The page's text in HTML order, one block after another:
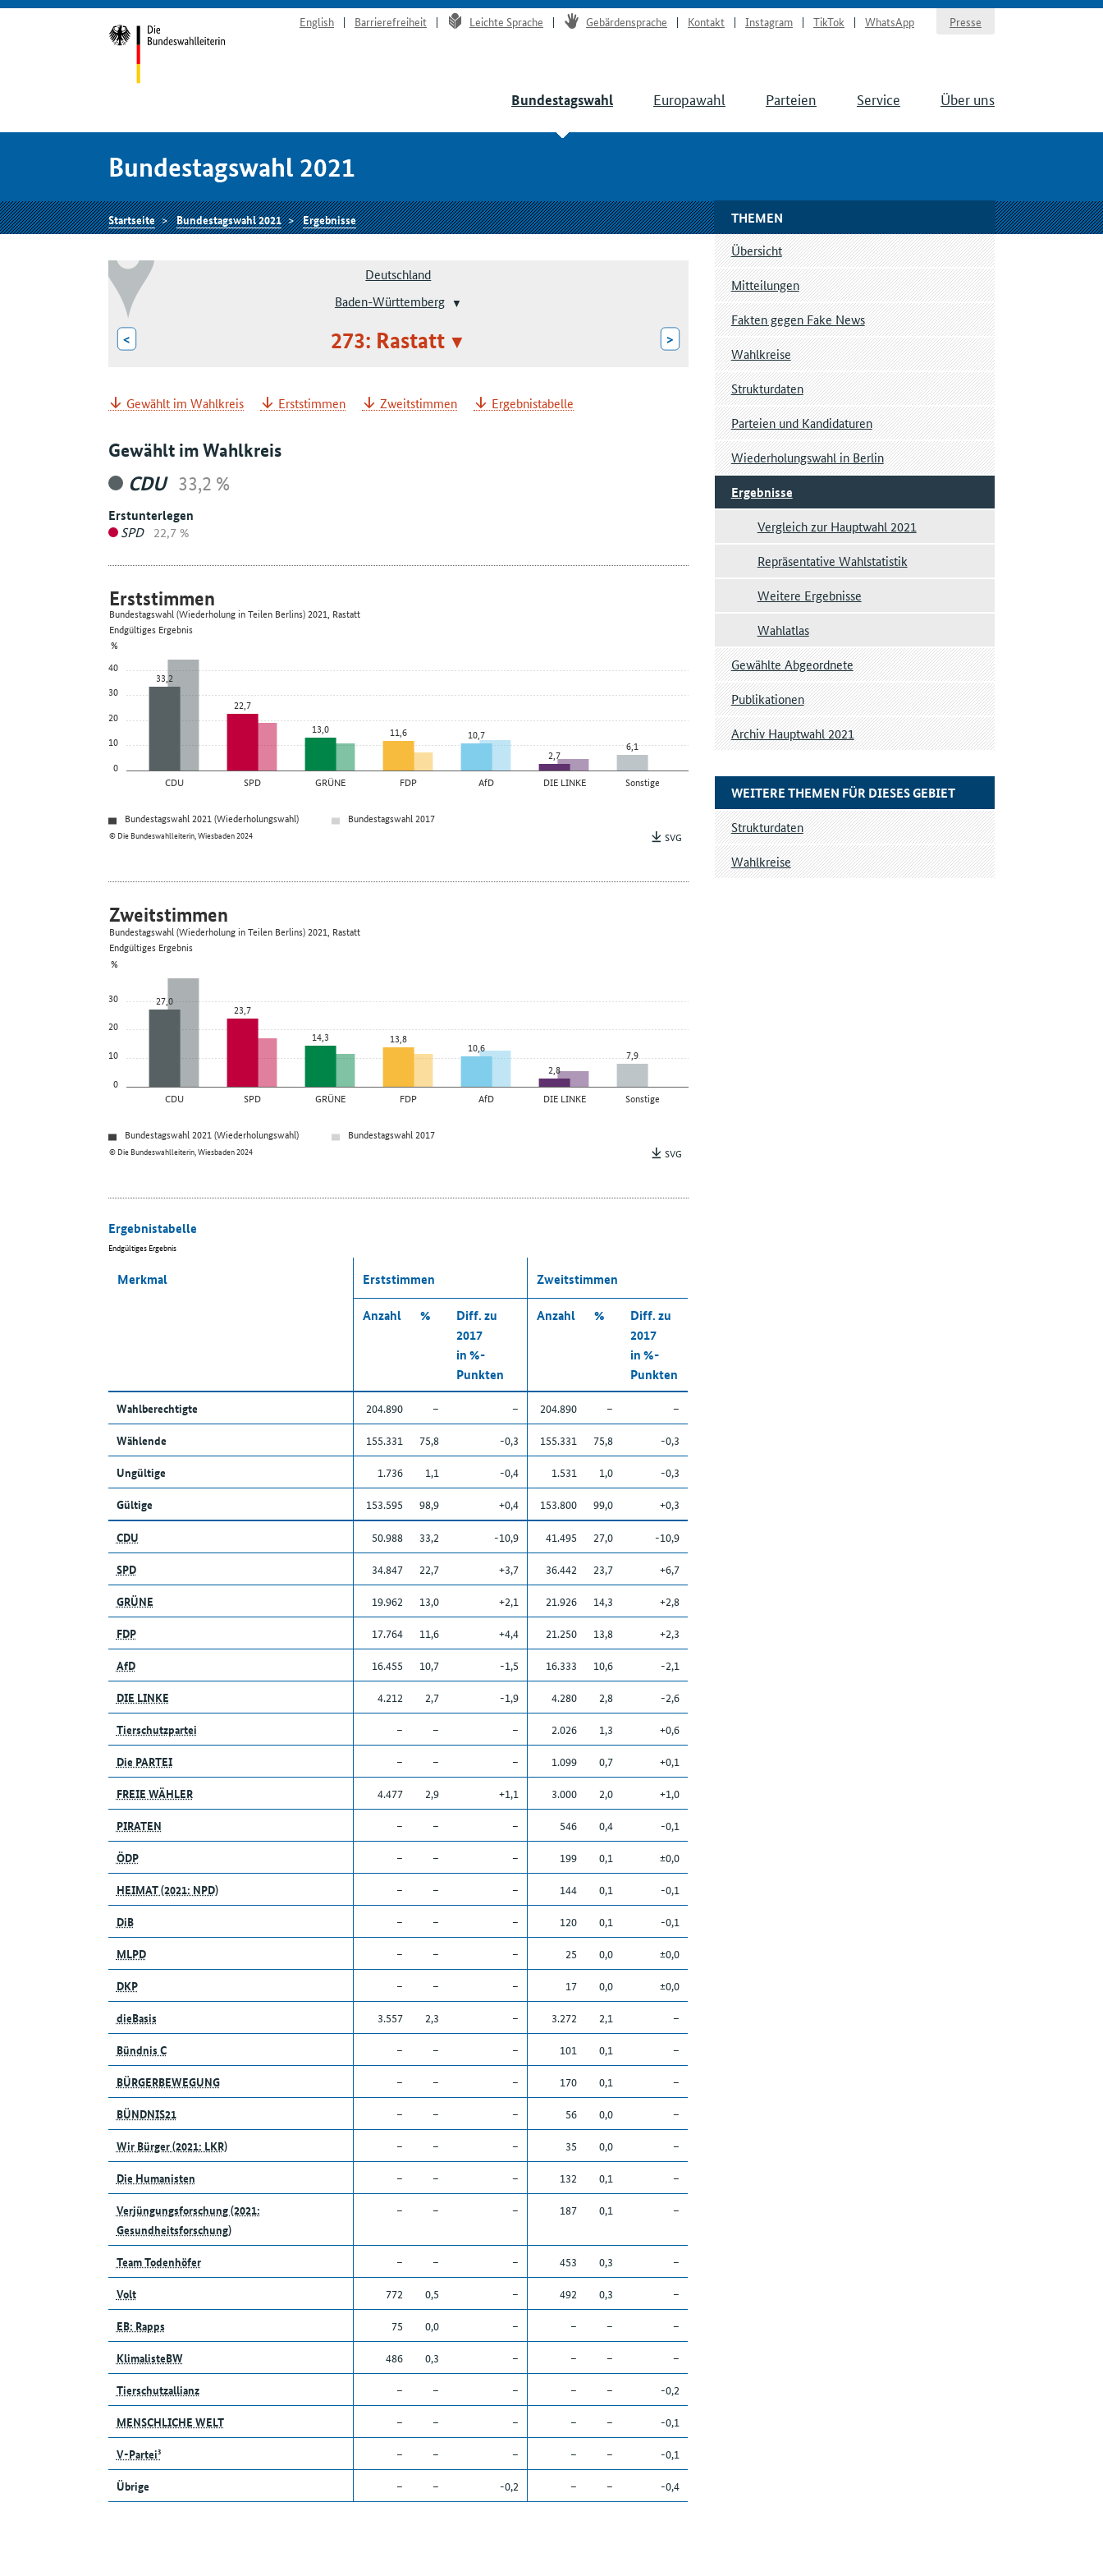
English Barrierefreiheit Leichte Sprache Gebärdensprache Kontakt Instagram TikTok WhatsApp Presse
Bundestagswahl Europawahl Parteien Service Über uns
Bundestagswahl 2021
Startseite Bundestagswahl 2021 Ergebnisse
Deutschland
Baden-Württemberg
< 273: Rastatt >
Gewählt im Wahlkreis Erststimmen Zweitstimmen Ergebnistabelle
Gewählt im Wahlkreis
CDU 33,2 %
Erstunterlegen
SPD 22,7 %
0
10
20
30
40
%
CDU SPD GRÜNE FDP AfD DIE LINKE Sonstige
33,2
22,7
13,0
11,6
10,7
2,7
6,1
© Die Bundeswahlleiterin, Wiesbaden 2024
Erststimmen
Bundestagswahl (Wiederholung in Teilen Berlins) 2021, Rastatt
Endgültiges Ergebnis
Bundestagswahl 2021 (Wiederholungswahl)
Bundestagswahl 2017
SVG
0
10
20
30
%
CDU SPD GRÜNE FDP AfD DIE LINKE Sonstige
27,0
23,7
14,3
13,8
10,6
2,8
7,9
© Die Bundeswahlleiterin, Wiesbaden 2024
Zweitstimmen
Bundestagswahl (Wiederholung in Teilen Berlins) 2021, Rastatt
Endgültiges Ergebnis
Bundestagswahl 2021 (Wiederholungswahl)
Bundestagswahl 2017
SVG
Ergebnistabelle
Endgültiges Ergebnis
Merkmal Erststimmen
Zweitstimmen
Anzahl
%
Diff. zu
2017
in %-
Punkten
Anzahl %
Diff. zu
2017
in %-
Punkten
Wahlberechtigte 204.890 – – 204.890 –
–
Wählende
155.331 75,8 -0,3 155.331 75,8
-0,3
Ungültige
1.736 1,1 -0,4 1.531 1,0
-0,3
Gültige
153.595 98,9 +0,4 153.800 99,0
+0,3
CDU
50.988 33,2 -10,9 41.495 27,0
-10,9
SPD
34.847 22,7 +3,7 36.442 23,7
+6,7
GRÜNE
19.962 13,0 +2,1 21.926 14,3
+2,8
FDP
17.764 11,6 +4,4 21.250 13,8
+2,3
AfD
16.455 10,7 -1,5 16.333 10,6
-2,1
DIE LINKE
4.212 2,7 -1,9 4.280 2,8
-2,6
Tierschutzpartei
– – – 2.026 1,3
+0,6
Die PARTEI
– – – 1.099 0,7
+0,1
FREIE WÄHLER
4.477 2,9 +1,1 3.000 2,0
+1,0
PIRATEN
– – – 546 0,4
-0,1
ÖDP
– – – 199 0,1
±0,0
HEIMAT (2021: NPD)
– – – 144 0,1
-0,1
DiB
– – – 120 0,1
-0,1
MLPD
– – – 25 0,0
±0,0
DKP
– – – 17 0,0
±0,0
dieBasis
3.557 2,3 – 3.272 2,1
–
Bündnis C
– – – 101 0,1
–
BÜRGERBEWEGUNG
– – – 170 0,1
–
BÜNDNIS21
– – – 56 0,0
–
Wir Bürger (2021: LKR)
– – – 35 0,0
–
Die Humanisten
– – – 132 0,1
–
Verjüngungsforschung (2021:
Gesundheitsforschung)
– – – 187 0,1 –
Team Todenhöfer – – – 453 0,3
–
Volt
772 0,5 – 492 0,3
–
EB: Rapps
75 0,0 – – –
–
KlimalisteBW
486 0,3 – – –
–
Tierschutzallianz
– – – – –
-0,2
MENSCHLICHE WELT
– – – – –
-0,1
V-Partei³
– – – – –
-0,1
Übrige
– – -0,2 – – -0,4
THEMEN
Übersicht
Mitteilungen
Fakten gegen Fake News
Wahlkreise
Strukturdaten
Parteien und Kandidaturen
Wiederholungswahl in Berlin
Ergebnisse
Vergleich zur Hauptwahl 2021
Repräsentative Wahlstatistik
Weitere Ergebnisse
Wahlatlas
Gewählte Abgeordnete
Publikationen
Archiv Hauptwahl 2021
WEITERE THEMEN FÜR DIESES GEBIET
Strukturdaten
Wahlkreise